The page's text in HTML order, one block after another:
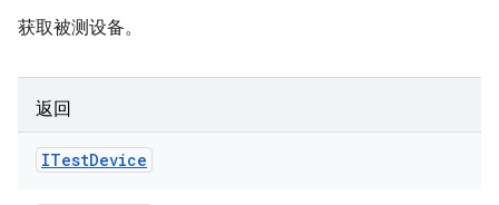
获取被测设备。
返回
ITestDevice